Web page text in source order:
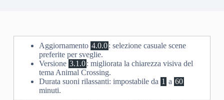
Aggiornamento 4.0.0: selezione casuale scene
preferite per sveglie.
Versione 3.1.0: migliorata la chiarezza visiva del
tema Animal Crossing.
Durata suoni rilassanti: impostabile da 1 a 60
minuti.